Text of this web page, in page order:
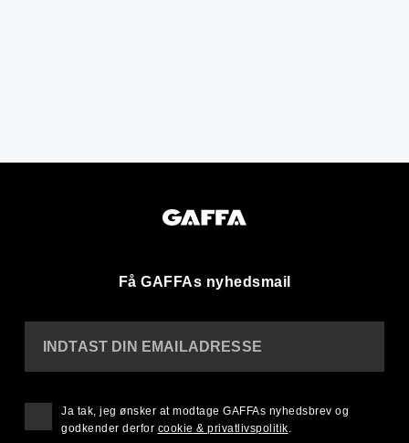
Få GAFFAs nyhedsmail
INDTAST DIN EMAILADRESSE
Ja tak, jeg ønsker at modtage GAFFAs nyhedsbrev og
godkender derfor cookie & privatlivspolitik.